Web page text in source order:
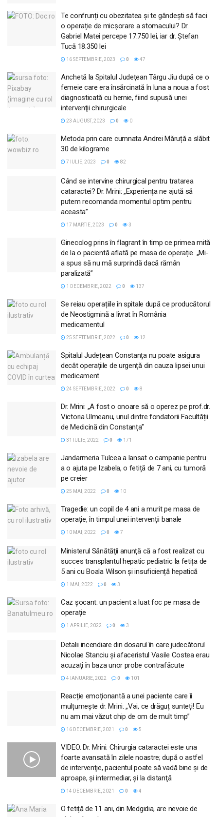
Te confrunți cu obezitatea și te gândești să faci
o operație de micșorare a stomacului? Dr.
Gabriel Matei percepe 17.750 lei, iar dr. Ștefan
Tucă 18.350 lei
16 SEPTEMBRIE, 2023 0 47
Anchetă la Spitalul Judeţean Târgu Jiu după ce o
femeie care era însărcinată în luna a noua a fost
diagnosticată cu hernie, fiind supusă unei
intervenţii chirurgicale
23 AUGUST, 2023 0 0
Metoda prin care cumnata Andrei Măruță a slăbit
30 de kilograme
7 IULIE, 2023 0 82
Când se intervine chirurgical pentru tratarea
cataractei? Dr. Mrini: „Experiența ne ajută să
putem recomanda momentul optim pentru
aceasta”
17 MARTIE, 2023 0 3
Ginecolog prins în flagrant în timp ce primea mită
de la o pacientă aflată pe masa de operație. „Mi-
a spus să nu mă surprindă dacă rămân
paralizată”
1 DECEMBRIE, 2022 0 137
Se reiau operațiile în spitale după ce producătorul
de Neostigmină a livrat în România
medicamentul
25 SEPTEMBRIE, 2022 0 12
Spitalul Județean Constanța nu poate asigura
decât operațiile de urgență din cauza lipsei unui
medicament
24 SEPTEMBRIE, 2022 0 8
Dr. Mrini: „A fost o onoare să o operez pe prof.dr.
Victoria Ulmeanu, unul dintre fondatorii Facultății
de Medicină din Constanța”
31 IULIE, 2022 0 171
Jandarmeria Tulcea a lansat o campanie pentru
a o ajuta pe Izabela, o fetiță de 7 ani, cu tumoră
pe creier
25 MAI, 2022 0 10
Tragedie: un copil de 4 ani a murit pe masa de
operație, în timpul unei intervenții banale
10 MAI, 2022 0 7
Ministerul Sănătăţii anunţă că a fost realizat cu
succes transplantul hepatic pediatric la fetița de
5 ani cu Boala Wilson și insuficiență hepatică
1 MAI, 2022 0 3
Caz șocant: un pacient a luat foc pe masa de
operație
1 APRILIE, 2022 0 3
Detalii incendiare din dosarul în care judecătorul
Nicolae Stanciu și afaceristul Vasile Costea erau
acuzați în baza unor probe contrafăcute
4 IANUARIE, 2022 0 101
Reacție emoționantă a unei paciente care îi
mulțumește dr. Mrini: „Vai, ce drăguț sunteți! Eu
nu am mai văzut chip de om de mult timp”
16 DECEMBRIE, 2021 0 5
VIDEO. Dr. Mrini: Chirurgia cataractei este una
foarte avansată în zilele noastre; după o astfel
de intervenţie, pacientul poate să vadă bine şi de
aproape, şi intermediar, şi la distanţă
14 DECEMBRIE, 2021 0 4
O fetiță de 11 ani, din Medgidia, are nevoie de